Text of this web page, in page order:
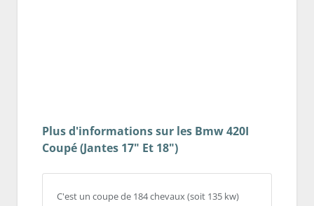
Plus d'informations sur les Bmw 420I
Coupé (Jantes 17" Et 18")
C'est un coupe de 184 chevaux (soit 135 kw)